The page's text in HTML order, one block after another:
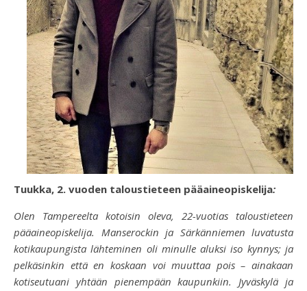
Tuukka, 2. vuoden taloustieteen pääaineopiskelija:
Olen Tampereelta kotoisin oleva, 22-vuotias taloustieteen
pääaineopiskelija. Manserockin ja Särkänniemen luvatusta
kotikaupungista lähteminen oli minulle aluksi iso kynnys; ja
pelkäsinkin että en koskaan voi muuttaa pois – ainakaan
kotiseutuani yhtään pienempään kaupunkiin.Jyväskylä ja